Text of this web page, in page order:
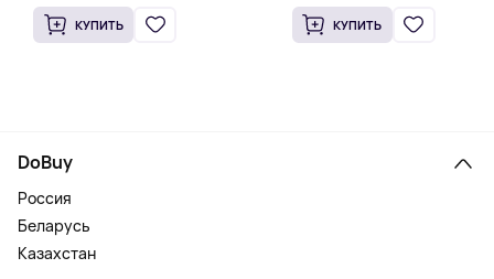
КУПИТЬ КУПИТЬ
DoBuy
Россия
Беларусь
Казахстан